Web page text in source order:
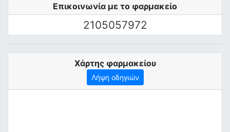
Επικοινωνία με το φαρμακείο
2105057972
Χάρτης φαρμακείου
Λήψη οδηγιών